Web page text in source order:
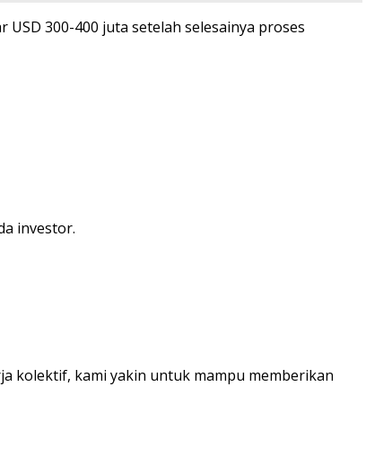
300-400 juta setelah selesainya proses
investor.
kolektif, kami yakin untuk mampu memberikan